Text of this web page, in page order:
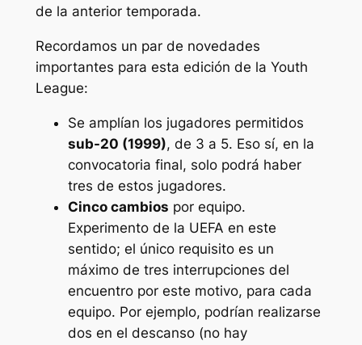
de la anterior temporada.
Recordamos un par de novedades
importantes para esta edición de la Youth
League:
Se amplían los jugadores permitidos
sub-20 (1999), de 3 a 5. Eso sí, en la
convocatoria final, solo podrá haber
tres de estos jugadores.
Cinco cambios por equipo.
Experimento de la UEFA en este
sentido; el único requisito es un
máximo de tres interrupciones del
encuentro por este motivo, para cada
equipo. Por ejemplo, podrían realizarse
dos en el descanso (no hay